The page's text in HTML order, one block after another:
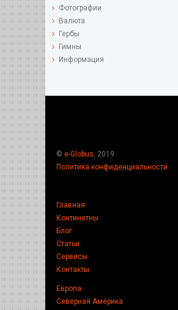
Фотографии
Валюта
Гербы
Гимны
Информация
© e-Globus , 2019
Политика конфиденциальности
Главная
Континетны
Блог
Статьи
Сервисы
Контакты
Европа
Северная Америка